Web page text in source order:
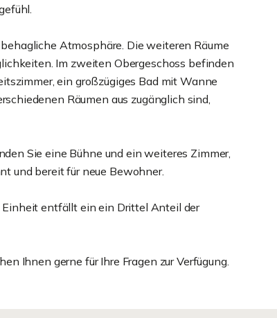
Atmosphäre. Die weiteren Räume
Im zweiten Obergeschoss befinden
ein großzügiges Bad mit Wanne
Räumen aus zugänglich sind,
Sie eine Bühne und ein weiteres Zimmer,
und bereit für neue Bewohner.
entfällt ein ein Drittel Anteil der
Ihnen gerne für Ihre Fragen zur Verfügung.